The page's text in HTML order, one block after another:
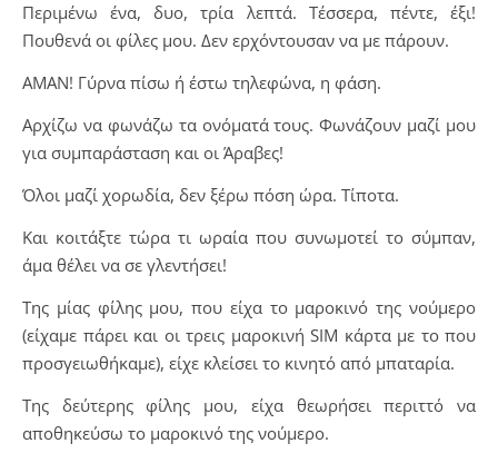
Περιμένω ένα, δυο, τρία λεπτά. Τέσσερα, πέντε, έξι!
Πουθενά οι φίλες μου. Δεν ερχόντουσαν να με πάρουν.
ΑΜΑΝ! Γύρνα πίσω ή έστω τηλεφώνα, η φάση.
​Αρχίζω να φωνάζω τα ονόματά τους. Φωνάζουν μαζί μου
για συμπαράσταση και οι Άραβες!
Όλοι μαζί χορωδία, δεν ξέρω πόση ώρα. Τίποτα.
​Και κοιτάξτε τώρα τι ωραία που συνωμοτεί το σύμπαν,
άμα θέλει να σε γλεντήσει!
​Της μίας φίλης μου, που είχα το μαροκινό της νούμερο
(είχαμε πάρει και οι τρεις μαροκινή SIM κάρτα με το που
προσγειωθήκαμε), είχε κλείσει το κινητό από μπαταρία.
​Της δεύτερης φίλης μου, είχα θεωρήσει περιττό να
αποθηκεύσω το μαροκινό της νούμερο.